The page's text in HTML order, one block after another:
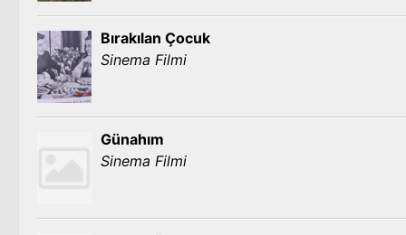
Bırakılan Çocuk
Sinema Filmi
Günahım
Sinema Filmi